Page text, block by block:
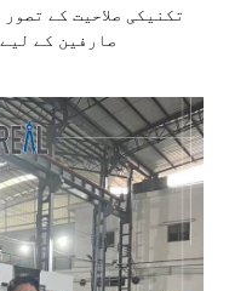
تکنیکی صلاحیت کے
صارفین کے